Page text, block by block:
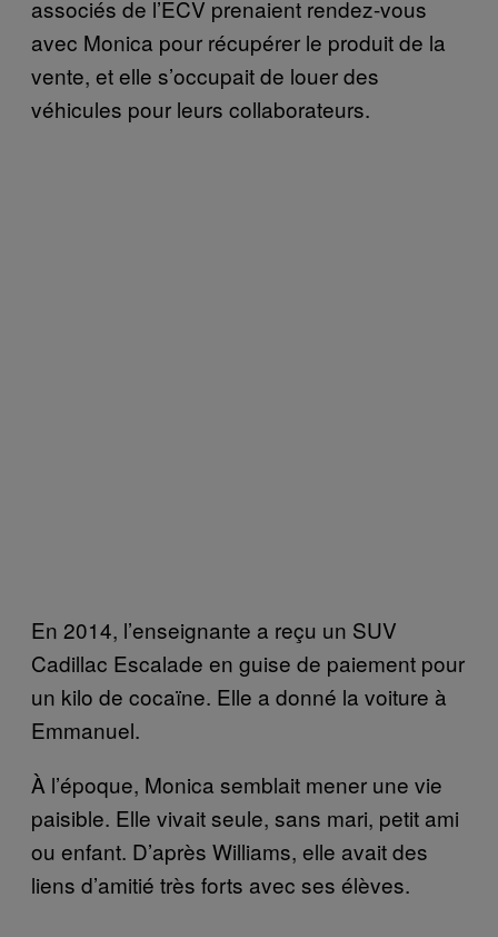
associés de l’ECV prenaient rendez-vous
avec Monica pour récupérer le produit de la
vente, et elle s’occupait de louer des
véhicules pour leurs collaborateurs.
En 2014, l’enseignante a reçu un SUV
Cadillac Escalade en guise de paiement pour
un kilo de cocaïne. Elle a donné la voiture à
Emmanuel.
À l’époque, Monica semblait mener une vie
paisible. Elle vivait seule, sans mari, petit ami
ou enfant. D’après Williams, elle avait des
liens d’amitié très forts avec ses élèves.